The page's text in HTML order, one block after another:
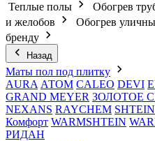
Теплые полы Обогрев
и желобов
Обогрев
бренду
Назад
Маты пол под плитку
AURA АТОМ CALEO DEVI
GRAND MEYER ЗОЛОТОЕ
NEXANS RAYCHEM SHTEIN
Комфорт WARMSHTEIN
РИДАН